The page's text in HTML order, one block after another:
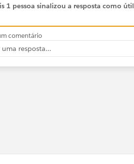
1 pessoa sinalizou a resposta como útil
comentário
uma resposta...